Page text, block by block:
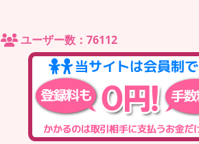
ユーザー数：76112